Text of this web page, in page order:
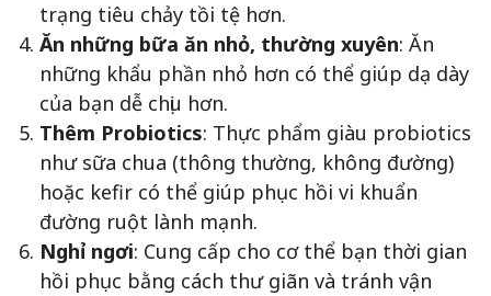
trạng tiêu chảy tồi tệ hơn.
Ăn những bữa ăn nhỏ, thường xuyên: Ăn
những khẩu phần nhỏ hơn có thể giúp dạ dày
của bạn dễ chịu hơn.
Thêm Probiotics: Thực phẩm giàu probiotics
như sữa chua (thông thường, không đường)
hoặc kefir có thể giúp phục hồi vi khuẩn
đường ruột lành mạnh.
Nghỉ ngơi: Cung cấp cho cơ thể bạn thời gian
hồi phục bằng cách thư giãn và tránh vận